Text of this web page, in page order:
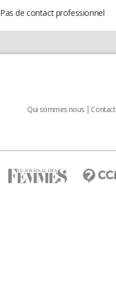
Pas de contact professionnel
Qui sommes nous Contact